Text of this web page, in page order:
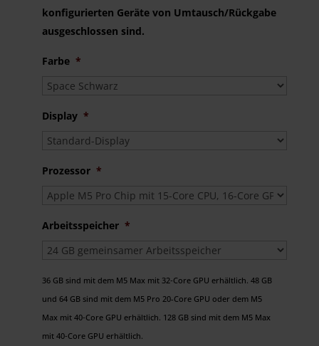
konfigurierten Geräte von Umtausch/Rückgabe
ausgeschlossen sind.
Farbe *
Display *
Prozessor *
Arbeitsspeicher *
36 GB sind mit dem M5 Max mit 32‑Core GPU erhältlich. 48 GB
und 64 GB sind mit dem M5 Pro 20-Core GPU oder dem M5
Max mit 40‑Core GPU erhältlich. 128 GB sind mit dem M5 Max
mit 40‑Core GPU erhältlich.